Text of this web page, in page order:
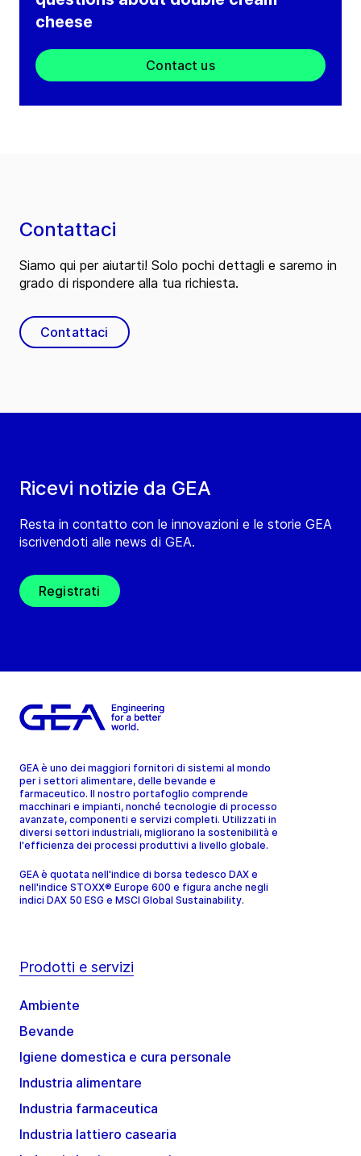
cheese
Contact us
Ricevi notizie da GEA
Resta in contatto con le innovazioni e le storie GEA
iscrivendoti alle news di GEA.
Registrati
Contattaci
Siamo qui per aiutarti! Solo pochi dettagli e saremo in
grado di rispondere alla tua richiesta.
Contattaci
GEA è uno dei maggiori fornitori di sistemi al mondo
per i settori alimentare, delle bevande e
farmaceutico. Il nostro portafoglio comprende
macchinari e impianti, nonché tecnologie di processo
avanzate, componenti e servizi completi. Utilizzati in
diversi settori industriali, migliorano la sostenibilità e
l'efficienza dei processi produttivi a livello globale.
GEA è quotata nell'indice di borsa tedesco DAX e
nell'indice STOXX® Europe 600 e figura anche negli
indici DAX 50 ESG e MSCI Global Sustainability.
Prodotti e servizi
Ambiente
Bevande
Igiene domestica e cura personale
Industria alimentare
Industria farmaceutica
Industria lattiero casearia